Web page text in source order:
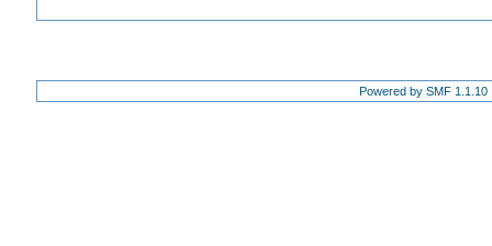
Powered by SMF 1.1.10